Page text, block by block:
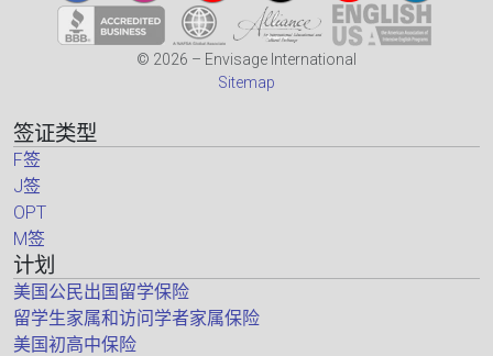
© 2026 – Envisage International
Sitemap
签证类型
F签
J签
OPT
M签
计划
美国公民出国留学保险
留学生家属和访问学者家属保险
美国初高中保险